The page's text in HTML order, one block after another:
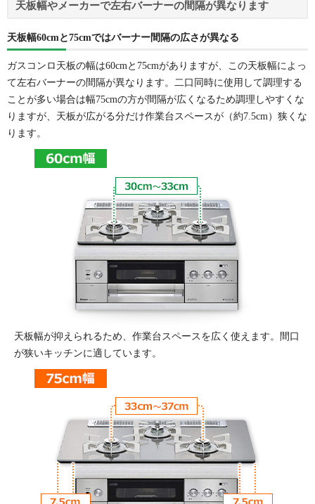
天板幅やメーカーで左右バーナーの間隔が異なります
天板幅60cmと75cmではバーナー間隔の広さが異なる
ガスコンロ天板の幅は60cmと75cmがありますが、この天板幅によっ
て左右バーナーの間隔が異なります。二口同時に使用して調理する
ことが多い場合は幅75cmの方が間隔が広くなるため調理しやすくな
りますが、天板が広がる分だけ作業台スペースが（約7.5cm）狭くな
ります。
天板幅が抑えられるため、作業台スペースを広く使えます。間口
が狭いキッチンに適しています。